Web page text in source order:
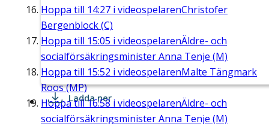
Hoppa till 14:27 i videospelarenChristofer
Bergenblock (C)
Hoppa till 15:05 i videospelarenÄldre- och
socialförsäkringsminister Anna Tenje (M)
Hoppa till 15:52 i videospelarenMalte Tängmark
Roos (MP)
Hoppa till16:58 i videospelarenÄldre- och
socialförsäkringsminister Anna Tenje (M)
Ladda ner